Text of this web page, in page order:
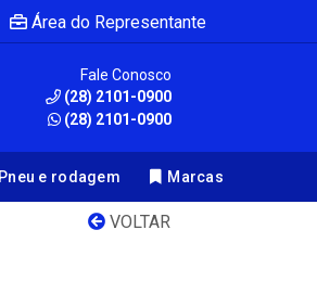
Área do Representante
Fale Conosco
(28) 2101-0900
(28) 2101-0900
Pneu e rodagem Marcas
VOLTAR